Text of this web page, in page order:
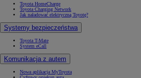
Toyota HomeCharge
Toyota Charging Network
Jak naładować elektryczną Toyotę?
Systemy bezpieczeństwa
Toyota T-Mate
System eCall
Komunikacja z autem
Nowa aplikacja MyToyota